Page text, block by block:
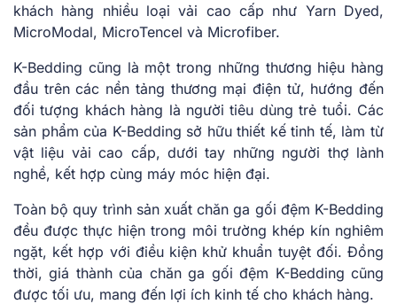
khách hàng nhiều loại vải cao cấp như Yarn Dyed,
MicroModal, MicroTencel và Microfiber.
K-Bedding cũng là một trong những thương hiệu hàng
đầu trên các nền tảng thương mại điện tử, hướng đến
đối tượng khách hàng là người tiêu dùng trẻ tuổi. Các
sản phẩm của K-Bedding sở hữu thiết kế tinh tế, làm từ
vật liệu vải cao cấp, dưới tay những người thợ lành
nghề, kết hợp cùng máy móc hiện đại.
Toàn bộ quy trình sản xuất chăn ga gối đệm K-Bedding
đều được thực hiện trong môi trường khép kín nghiêm
ngặt, kết hợp với điều kiện khử khuẩn tuyệt đối. Đồng
thời, giá thành của chăn ga gối đệm K-Bedding cũng
được tối ưu, mang đến lợi ích kinh tế cho khách hàng.